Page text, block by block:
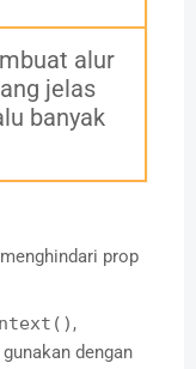
alur
jelas
banyak
prop
,
gunakan dengan